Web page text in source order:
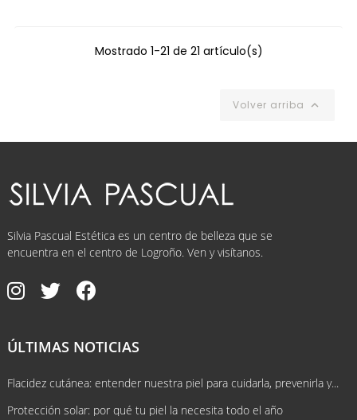
Mostrado 1-21 de 21 artículo(s)
Volver arriba 
Silvia Pascual Estética es un centro de belleza que se
encuentra en el centro de Logroño. Ven y visítanos.
ÚLTIMAS NOTICIAS
Flacidez cutánea: entender nuestra piel para cuidarla, prevenirla y...
Protección solar: por qué tu piel la necesita todo el año